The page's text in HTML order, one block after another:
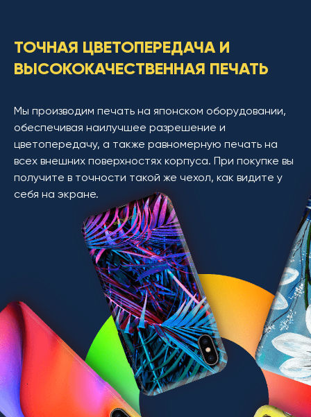
ТОЧНАЯ ЦВЕТОПЕРЕДАЧА И
ВЫСОКОКАЧЕСТВЕННАЯ ПЕЧАТЬ
Мы производим печать на японском оборудовании,
обеспечивая наилучшее разрешение и
цветопередачу, а также равномерную печать на
всех внешних поверхностях корпуса. При покупке вы
получите в точности такой же чехол, как видите у
себя на экране.